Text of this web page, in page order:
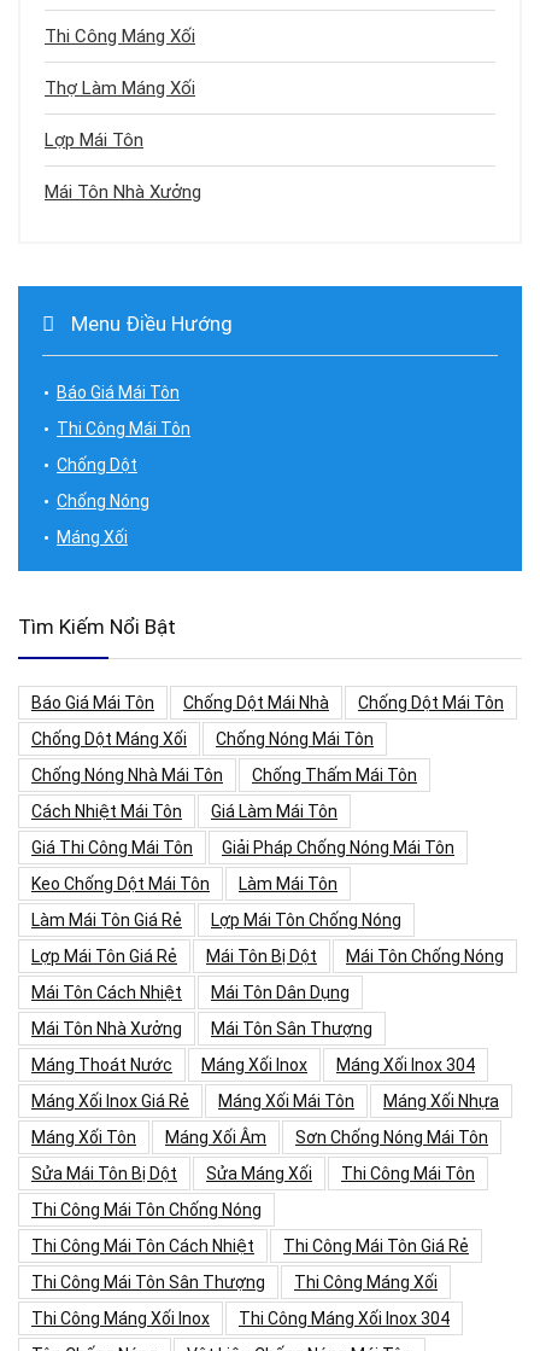
Thi Công Máng Xối
Thợ Làm Máng Xối
Lợp Mái Tôn
Mái Tôn Nhà Xưởng
Menu Điều Hướng
Báo Giá Mái Tôn
Thi Công Mái Tôn
Chống Dột
Chống Nóng
Máng Xối
Tìm Kiếm Nổi Bật
Báo Giá Mái Tôn Chống Dột Mái Nhà
Chống Dột Mái Tôn
Chống Dột Máng Xối
Chống Nóng Mái Tôn
Chống Nóng Nhà Mái Tôn
Chống Thấm Mái Tôn
Cách Nhiệt Mái Tôn
Giá Làm Mái Tôn
Giá Thi Công Mái Tôn
Giải Pháp Chống Nóng Mái Tôn
Keo Chống Dột Mái Tôn
Làm Mái Tôn
Làm Mái Tôn Giá Rẻ
Lợp Mái Tôn Chống Nóng
Lợp Mái Tôn Giá Rẻ
Mái Tôn Bị Dột
Mái Tôn Chống Nóng
Mái Tôn Cách Nhiệt
Mái Tôn Dân Dụng
Mái Tôn Nhà Xưởng
Mái Tôn Sân Thượng
Máng Thoát Nước
Máng Xối Inox
Máng Xối Inox 304
Máng Xối Inox Giá Rẻ
Máng Xối Mái Tôn
Máng Xối Nhựa
Máng Xối Tôn
Máng Xối Âm
Sơn Chống Nóng Mái Tôn
Sửa Mái Tôn Bị Dột
Sửa Máng Xối
Thi Công Mái Tôn
Thi Công Mái Tôn Chống Nóng
Thi Công Mái Tôn Cách Nhiệt
Thi Công Mái Tôn Giá Rẻ
Thi Công Mái Tôn Sân Thượng
Thi Công Máng Xối
Thi Công Máng Xối Inox
Thi Công Máng Xối Inox 304